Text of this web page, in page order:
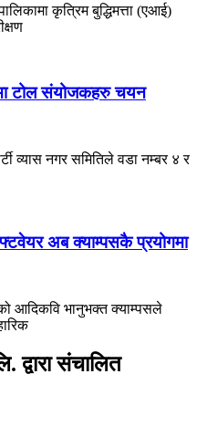
कृत्रिम बुद्धिमत्ता (एआई)
मा टोल संयोजकहरु चयन
व्यास नगर समितिले वडा नम्बर ४ र
अब क्याम्पसकै प्रयोगमा
आदिकवि भानुभक्त क्याम्पसले
द्वारा संचालित